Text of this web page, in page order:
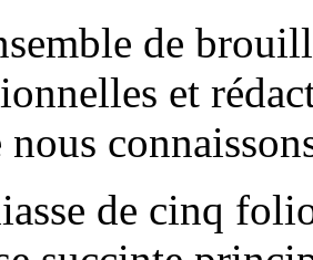
de
et
nous
de cinq